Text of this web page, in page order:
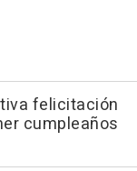
felicitación
cumpleaños